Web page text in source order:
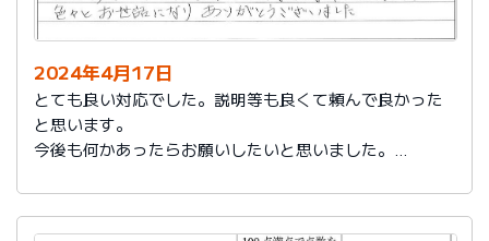
2024年4月17日
とても良い対応でした。説明等も良くて頼んで良かった
と思います。
今後も何かあったらお願いしたいと思いました。
います。
色々とお世話になりありがとうございました。